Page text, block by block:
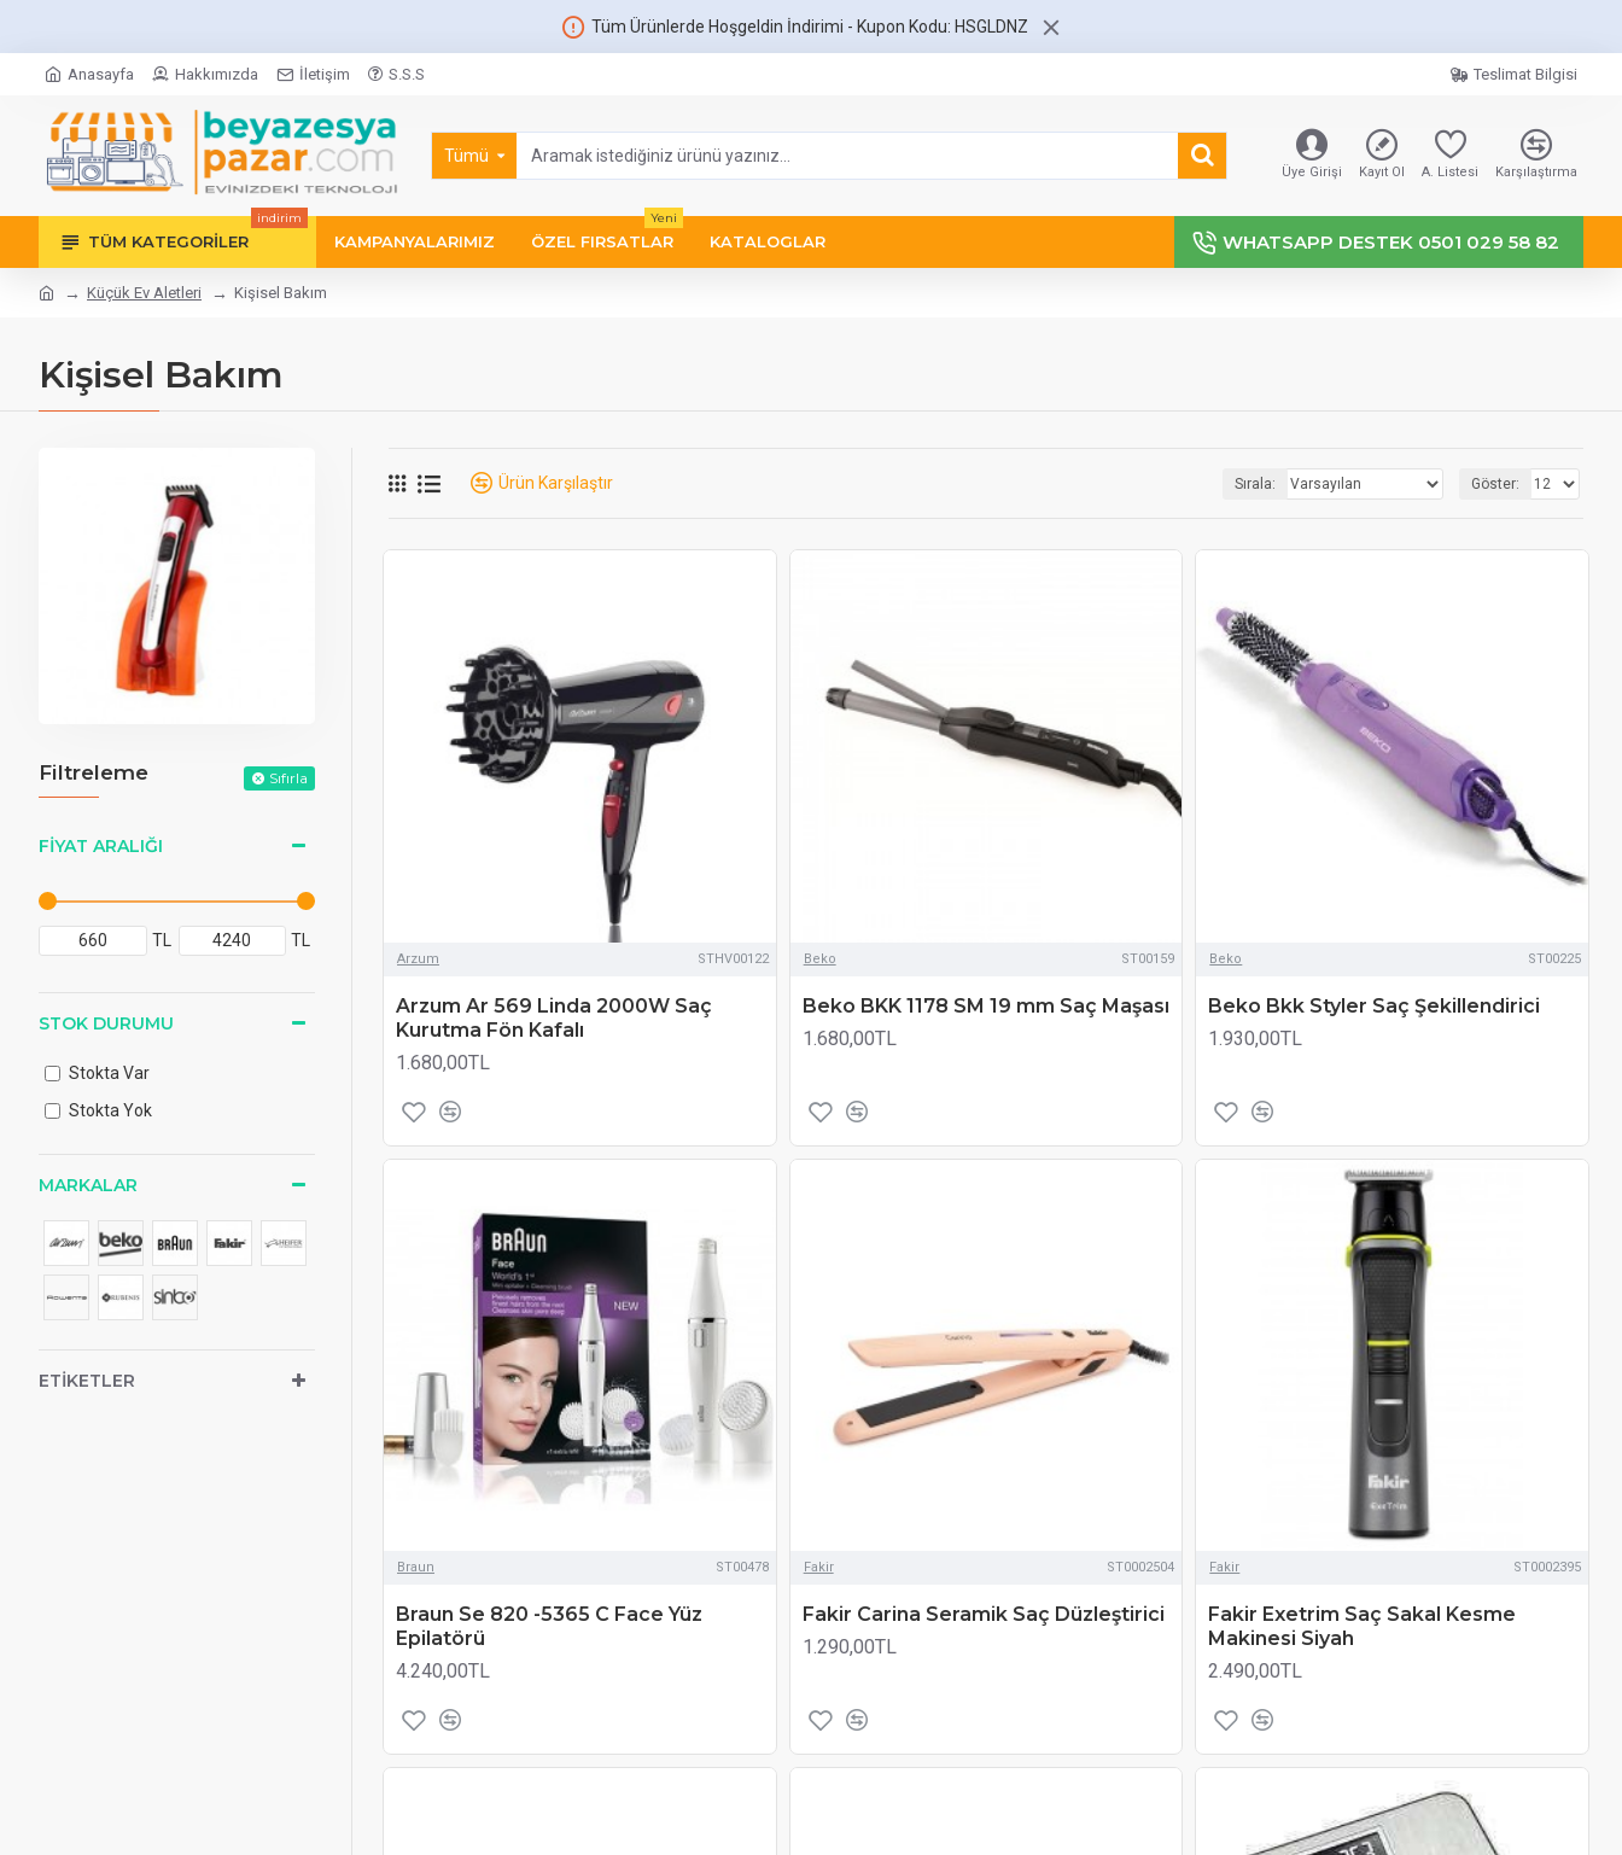
Tüm Ürünlerde Hoşgeldin İndirimi - Kupon Kodu: HSGLDNZ
Anasayfa Hakkımızda İletişim S.S.S Teslimat Bilgisi
Tümü
Üye Girişi Kayıt Ol A. Listesi Karşılaştırma
TÜM KATEGORILER
indirim
KAMPANYALARIMIZ ÖZEL FIRSATLAR
Yeni
KATALOGLAR WHATSAPP DESTEK 0501 029 58 82
Küçük Ev Aletleri Kişisel Bakım
Kişisel Bakım
Filtreleme Sıfırla
FIYAT ARALIĞI
TL TL
MARKALAR
ETIKETLER
STOK DURUMU
Stokta Var
Stokta Yok
Ürün Karşılaştır Sırala: Göster:
Arzum STHV00122
Arzum Ar 569 Linda 2000W Saç
Kurutma Fön Kafalı
1.680,00TL
Beko ST00159
Beko BKK 1178 SM 19 mm Saç Maşası
1.680,00TL
Beko ST00225
Beko Bkk Styler Saç Şekillendirici
1.930,00TL
Braun ST00478
Braun Se 820 -5365 C Face Yüz
Epilatörü
4.240,00TL
Fakir ST0002504
Fakir Carina Seramik Saç Düzleştirici
1.290,00TL
Fakir ST0002395
Fakir Exetrim Saç Sakal Kesme
Makinesi Siyah
2.490,00TL